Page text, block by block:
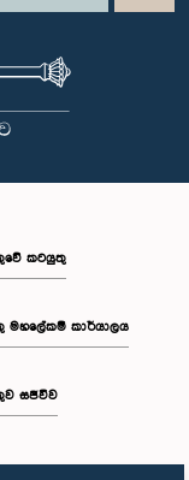
කටයුතු
මහලේකම් කාර්යාලය
සජීවීව